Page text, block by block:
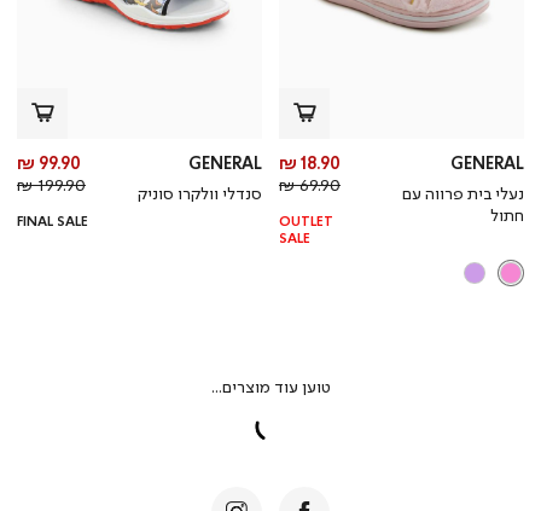
GENERAL
נעלי בית פרווה עם
חתול
מחיר
מוצר
18.90 ₪
מחיר
רגיל
69.90 ₪
OUTLET
SALE
GENERAL
סנדלי וולקרו סוניק
99.90 ₪
199.90 ₪
FINAL SALE